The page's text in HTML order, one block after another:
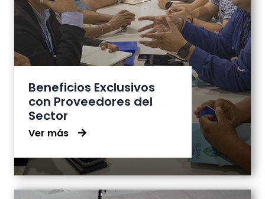
Beneficios Exclusivos
con Proveedores del
Sector
Ver más